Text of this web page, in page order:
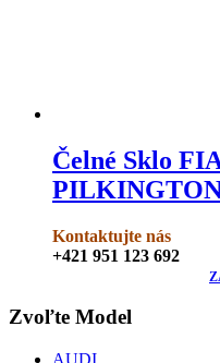
Čelné Sklo
Kontaktujte nás
+421 951 123 692
Zvoľte Model
AUDI